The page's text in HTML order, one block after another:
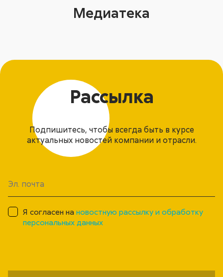
Медиатека
Рассылка
Подпишитесь, чтобы всегда быть в курсе
актуальных новостей компании и отрасли.
Я согласен нановостную рассылку и обработку
персональных данных